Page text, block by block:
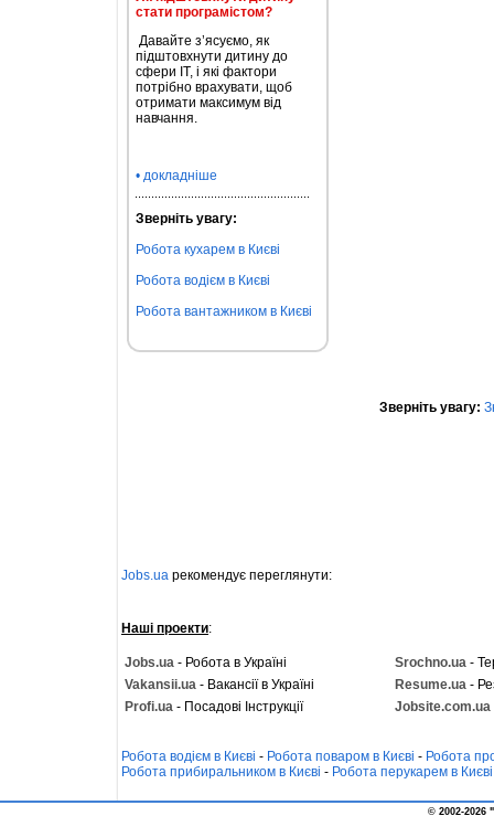
стати програмістом?
Давайте з’ясуємо, як
підштовхнути дитину до
сфери ІТ, і які фактори
потрібно врахувати, щоб
отримати максимум від
навчання.
• докладніше
Зверніть увагу:
Робота кухарем в Києві
Робота водієм в Києві
Робота вантажником в Києві
Зверніть увагу:
Jobs.ua рекомендує переглянути:
Наші проекти:
Jobs.ua - Робота в Україні Srochno.ua -
Vakansii.ua - Вакансії в Україні Resume.ua -
Profi.ua - Посадові Інструкції Jobsite.com.ua
Робота водієм в Києві - Робота поваром в Києві - Робота
Робота прибиральником в Києві - Робота перукарем в Києві
© 2002-2026